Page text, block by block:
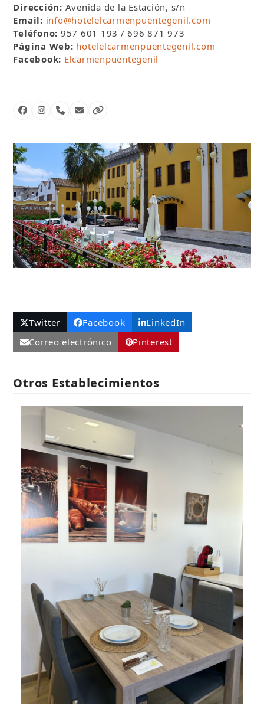
Dirección: Avenida de la Estación, s/n
Email: info@hotelelcarmenpuentegenil.com
Teléfono: 957 601 193 / 696 871 973
Página Web: hotelelcarmenpuentegenil.com
Facebook: Elcarmenpuentegenil
FacebookInstagram
Número
CorreoPágina
Twitter Facebook
LinkedIn
Correo electrónico
Pinterest
Otros Establecimientos